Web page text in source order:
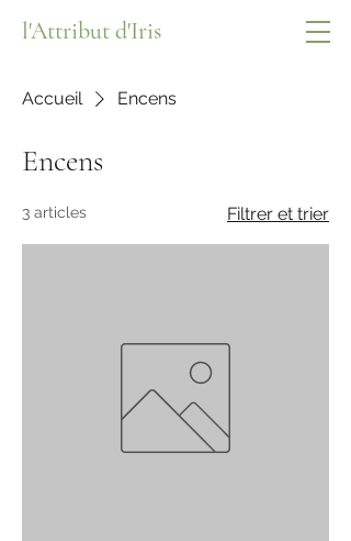
l'Attribut d'Iris
Accueil Encens
Encens
3 articles Filtrer et trier